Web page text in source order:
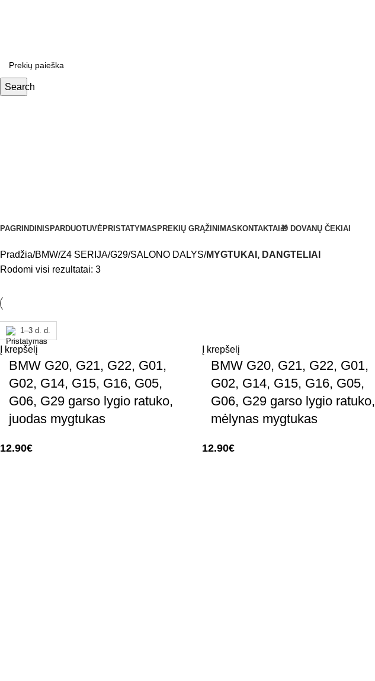
Search
PAGRINDINIS PARDUOTUVĖPRISTATYMAS PREKIŲ GRĄŽINIMAS KONTAKTAI 🎁 DOVANŲ ČEKIAI
Pradžia BMW Z4 SERIJA G29 SALONO DALYS MYGTUKAI, DANGTELIAI
Rodomi visi rezultatai: 3
1–3 d. d.
Į krepšelį
BMW G20, G21, G22, G01,
G02, G14, G15, G16, G05,
G06, G29 garso lygio ratuko,
juodas mygtukas
12.90€
1–3 d. d.
Į krepšelį
BMW G20, G21, G22, G01,
G02, G14, G15, G16, G05,
G06, G29 garso lygio ratuko,
mėlynas mygtukas
12.90€
1–3 d. d.